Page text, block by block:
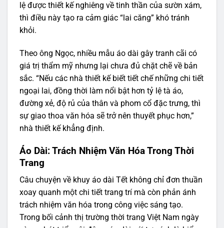
lệ được thiết kế nghiêng về tinh thần của sườn xám,
thì điều này tạo ra cảm giác “lai căng” khó tránh
khỏi.
Theo ông Ngọc, nhiều mẫu áo dài gây tranh cãi có
giá trị thẩm mỹ nhưng lại chưa đủ chặt chẽ về bản
sắc. “Nếu các nhà thiết kế biết tiết chế những chi tiết
ngoại lai, đồng thời làm nổi bật hơn tỷ lệ tà áo,
đường xẻ, độ rủ của thân và phom cổ đặc trưng, thì
sự giao thoa văn hóa sẽ trở nên thuyết phục hơn,”
nhà thiết kế khẳng định.
Áo Dài: Trách Nhiệm Văn Hóa Trong Thời
Trang
Câu chuyện về khuy áo dài Tết không chỉ đơn thuần
xoay quanh một chi tiết trang trí mà còn phản ánh
trách nhiệm văn hóa trong công việc sáng tạo.
Trong bối cảnh thị trường thời trang Việt Nam ngày